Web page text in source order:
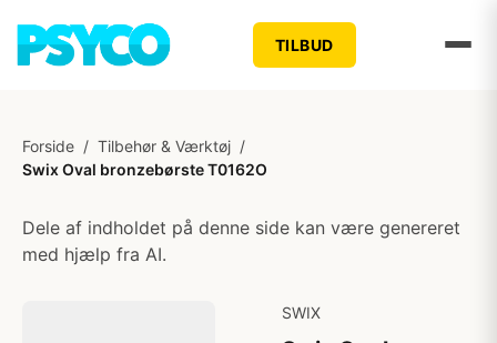
TILBUD
Forside / Tilbehør & Værktøj /
Swix Oval bronzebørste T0162O
Dele af indholdet på denne side kan være genereret
med hjælp fra AI.
SWIX